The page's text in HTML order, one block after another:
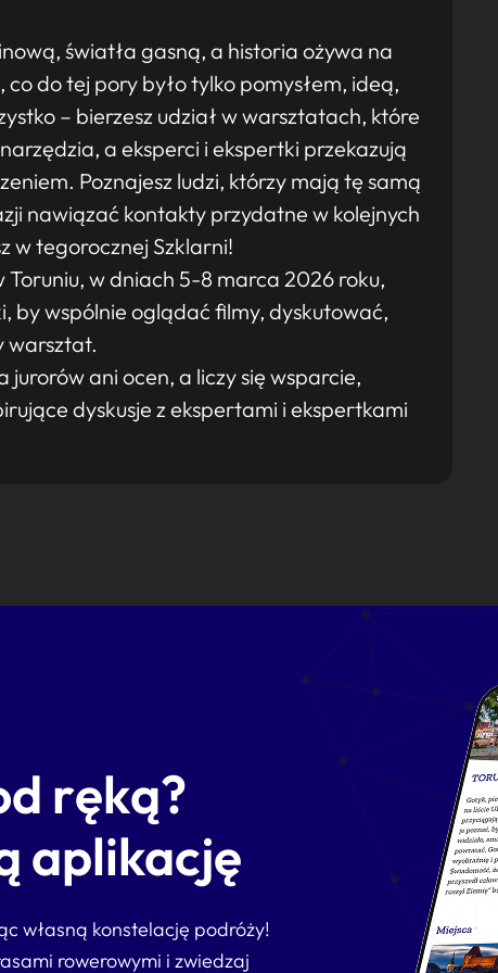
światła gasną, a historia ożywa na
do tej pory było tylko pomysłem, ideą,
– bierzesz udział w warsztatach, które
a eksperci i ekspertki przekazują
Poznajesz ludzi, którzy mają tę samą
nawiązać kontakty przydatne w kolejnych
w tegorocznej Szklarni!
w dniach 5-8 marca 2026 roku,
by wspólnie oglądać filmy, dyskutować,
warsztat.
ani ocen, a liczy się wsparcie,
dyskusje z ekspertami i ekspertkami
ręką?
aplikację
własną konstelację podróży!
rowerowymi i zwiedzaj